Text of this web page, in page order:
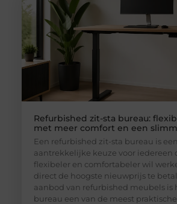
Refurbished zit-sta bureau:
met meer comfort en een
Een refurbished zit-sta bureau is een
aantrekkelijke keuze voor iedereen
flexibeler en comfortabeler wil
direct de hoogste nieuwprijs te
aanbod van refurbished meubels is
bureau een van de meest